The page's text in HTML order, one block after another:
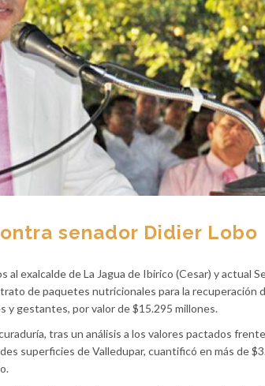
senador Didier Lobo
exalcalde de La Jagua de Ibirico (Cesar) y actual
de paquetes nutricionales para la recuperación
y gestantes, por valor de $15.295 millones.
tras un análisis a los valores pactados
superficies de Valledupar, cuantificó en más de